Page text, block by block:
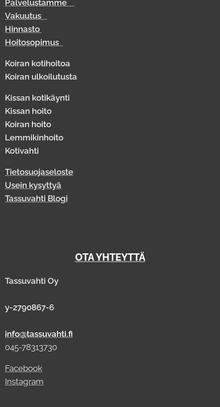
Palvelustamme
Vakuutus
Hinnasto
Hoitosopimus
Koiran kotihoitoa
Koiran ulkoilutusta
Kissan kotikäynti
Kissan hoito
Koiran hoito
Lemmikinhoito
Kotivahti
Tietosuojaseloste
Usein kysyttyä
Tassuvahti Blogi
OTA YHTEYTTÄ
Tassuvahti Oy
y-2790867-6
info@tassuvahti.fi
045-78313730
Facebook
Instagram